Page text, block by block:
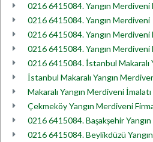
0216 6415084. Yangın Merdiveni
0216 6415084. Yangın Merdiveni
0216 6415084. Yangın Merdiveni
0216 6415084. Yangın Merdiveni
0216 6415084. İstanbul Makaralı
İstanbul Makaralı Yangın
Makaralı Yangın Merdiveni
Çekmeköy Yangın Merdiveni
0216 6415084. Başakşehir
0216 6415084. Beylikdüzü